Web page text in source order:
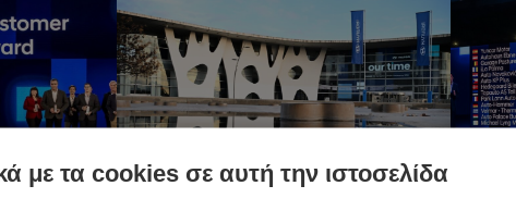
με τα cookies σε αυτή την ιστοσελίδα